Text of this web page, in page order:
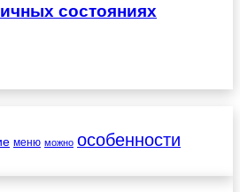
состояниях
меню можно особенности